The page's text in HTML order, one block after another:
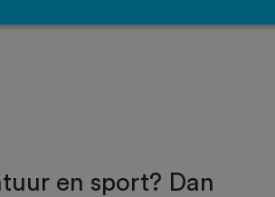
en sport? Dan